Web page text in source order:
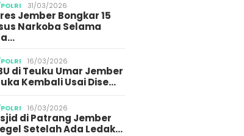
31/03/2026
Jember Bongkar 15
Narkoba Selama
16/03/2026
di Teuku Umar Jember
Kembali Usai Dise…
16/03/2026
di Patrang Jember
Setelah Ada Ledak…